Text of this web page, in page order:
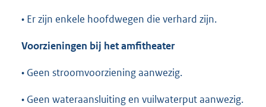
• Er zijn enkele hoofdwegen die verhard zijn.
Voorzieningen bij het amfitheater
• Geen stroomvoorziening aanwezig.
• Geen wateraansluiting en vuilwaterput aanwezig.